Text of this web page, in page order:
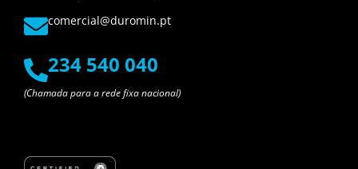
comercial@duromin.pt
234 540 040
(Chamada para a rede fixa nacional)